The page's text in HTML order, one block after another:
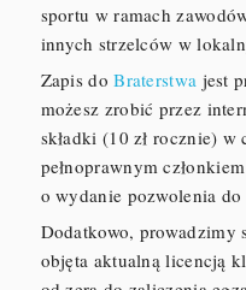
sportu w ramach
innych strzelców w
Zapis doBraterstwa jest
możesz zrobić przez
składki (10 zł rocznie)
pełnoprawnym
o wydanie pozwolenia
Dodatkowo, prowadzimy
objęta aktualną licencją